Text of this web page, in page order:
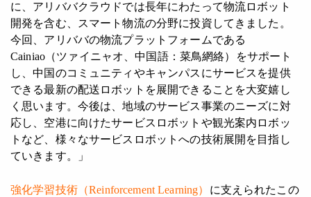
に、アリババクラウドでは長年にわたって物流ロボット
開発を含む、スマート物流の分野に投資してきました。
今回、アリババの物流プラットフォームである
Cainiao（ツァイニャオ、中国語：菜鳥網絡）をサポート
し、中国のコミュニティやキャンパスにサービスを提供
できる最新の配送ロボットを展開できることを大変嬉し
く思います。今後は、地域のサービス事業のニーズに対
応し、空港に向けたサービスロボットや観光案内ロボッ
トなど、様々なサービスロボットへの技術展開を目指し
ていきます。」
強化学習技術（Reinforcement Learning） に支えられたこの